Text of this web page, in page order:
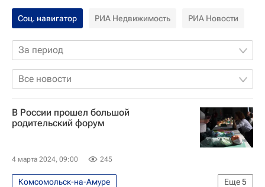
Соц. навигатор РИА Недвижимость РИА Новости
За период
Все новости
В России прошел большой
родительский форум
4 марта 2024, 09:00 245
Еще5
Комсомольск-на-Амуре